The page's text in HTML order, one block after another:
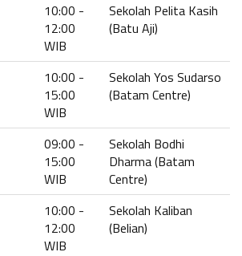
10:00 -
12:00
WIB
Sekolah Pelita Kasih
(Batu Aji)
10:00 -
15:00
WIB
Sekolah Yos Sudarso
(Batam Centre)
09:00 -
15:00
WIB
Sekolah Bodhi
Dharma (Batam
Centre)
10:00 -
12:00
WIB
Sekolah Kaliban
(Belian)